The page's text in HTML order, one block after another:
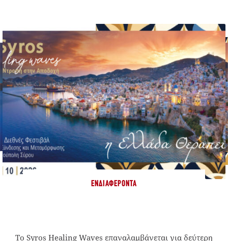
ΕΝΔΙΑΦΈΡΟΝΤΑ
Το Syros Healing Waves επαναλαμβάνεται για δεύτερη